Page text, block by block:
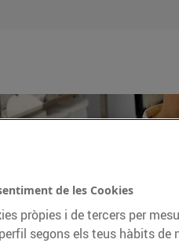
Vesteix-te
de les Cookies
pròpies i de tercers per
segons els teus hàbits de